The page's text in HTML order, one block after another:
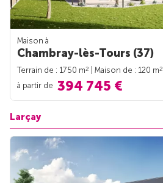
Maison à
Chambray-lès-Tours (37)
Terrain de : 1750 m2 | Maison de : 120 m2
à partir de 394 745 €
Larçay